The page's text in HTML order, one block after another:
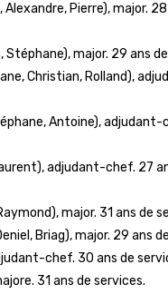
Alexandre, Pierre), major.
Stéphane), major. 29 ans
Christian, Rolland),
Antoine), adjudant-
adjudant-chef. 27
major. 31 ans de
Briag), major. 29 ans
chef. 30 ans de
31 ans de services.